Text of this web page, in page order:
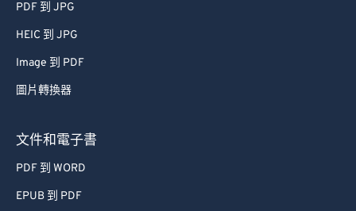
PDF 到 JPG
HEIC 到 JPG
Image 到 PDF
圖片轉換器
文件和電子書
PDF 到 WORD
EPUB 到 PDF